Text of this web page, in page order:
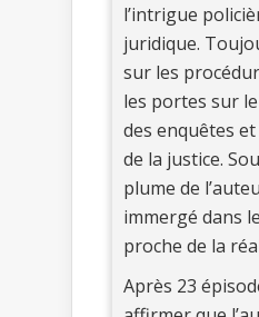
l’intrigue
juridique.
sur les
les portes sur
des enquêtes
de la justice.
plume de
immergé dans
proche de la
Après 23